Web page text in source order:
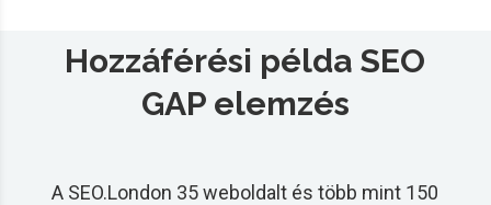
Hozzáférési példa SEO
GAP elemzés
A SEO.London 35 weboldalt és több mint 150